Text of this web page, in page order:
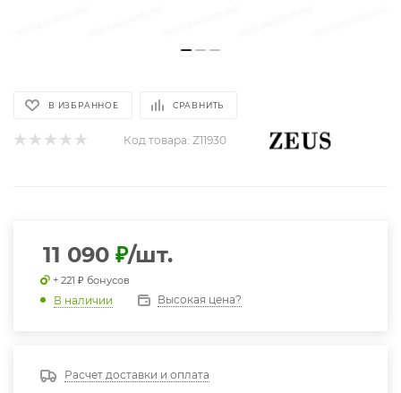
В ИЗБРАННОЕ СРАВНИТЬ
Код товара: Z11930
11 090 ₽/шт.
+ 221 ₽ бонусов
В наличии Высокая цена?
Расчет доставки и оплата